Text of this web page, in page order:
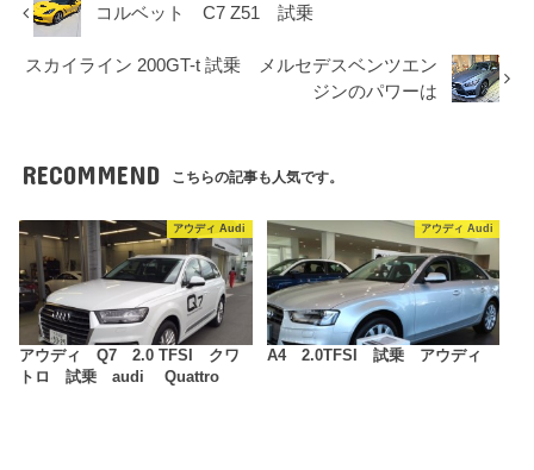
コルベット C7 Z51 試乗
スカイライン 200GT-t 試乗 メルセデスベンツエン
ジンのパワーは
RECOMMEND こちらの記事も人気です。
アウディ Audi
アウディ Q7 2.0 TFSI クワ
トロ 試乗 audi Quattro
アウディ Audi
A4 2.0TFSI 試乗 アウディ